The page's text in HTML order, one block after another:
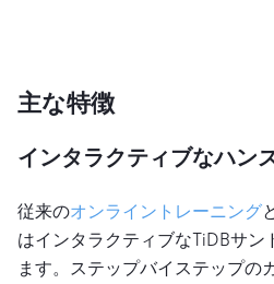
主な特徴
インタラクティブなハン
従来のオンライントレーニング
はインタラクティブなTiDBサン
ます。ステップバイステップの